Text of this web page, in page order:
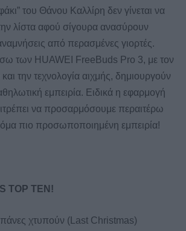
του Θάνου Καλλίρη δεν γίνεται να
λίστα αφού σίγουρα ανασύρουν
από περασμένες γιορτές.
των HUAWEI FreeBuds Pro 3, με τον
την τεχνολογία αιχμής, δημιουργούν
εμπειρία. Ειδικά η εφαρμογή
να προσαρμόσουμε περαιτέρω
πιο προσωποποιημένη εμπειρία!
TOP TEN!
χτυπούν (Last Christmas)